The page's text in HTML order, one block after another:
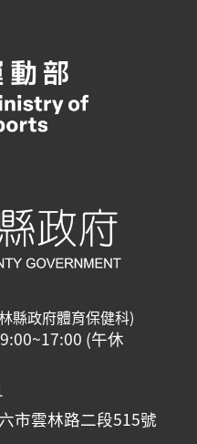
縣政府體育保健科)
(午休
市雲林路二段515號